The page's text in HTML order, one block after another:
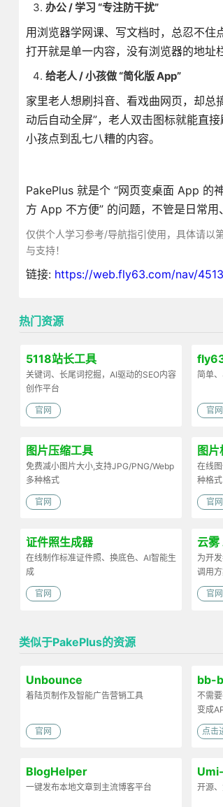
办公 / 学习 “专注防干扰”
用浏览器学网课、写文档时，总忍不住
打开就是单一内容，没有浏览器的地
给老人 / 小孩做 “简化版 App”
家里老人想刷抖音、看戏曲网页，却
动后自动全屏”，老人双击图标就能直
小孩点到乱七八糟的内容。
PakePlus 就是个 “网页变桌面 App 的
方 App 不方便” 的问题，不管是日常用
仅供个人学习参考/导航指引使用，具体请以
与支持！
链接: https://web.fly63.com/nav/4513
热门资源
5118站长工具
关键词、长尾词挖掘，AI驱动的SEO内容
创作平台
官网
简单
官网
图片压缩工具
免费减小图片大小,支持JPG/PNG/Webp
多种格式
官网
图
在线
种格式
官网
证件照生成器
在线制作标准证件照、换底色、AI智能生
成
官网
云雾
为开
调用
官网
类似于PakePlus的资源
Unbounce
着陆页制作及智能广告营销工具
官网
bb-
不需
变成
点击
BlogHelper
一键发布本地文章到主流博客平台 开源